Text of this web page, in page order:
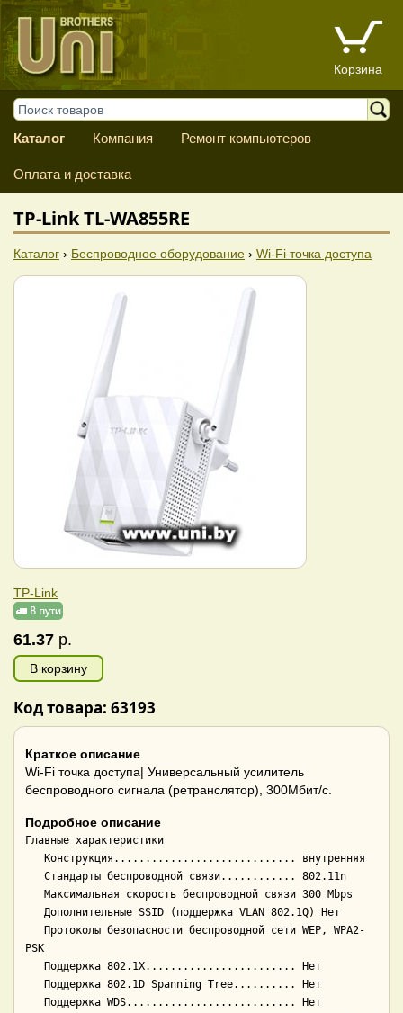
Корзина
Каталог Компания Ремонт компьютеров
Оплата и доставка
TP-Link TL-WA855RE
Каталог › Беспроводное оборудование › Wi-Fi точка доступа
TP-Link
61.37 р.
В корзину
Код товара: 63193
Краткое описание
Wi-Fi точка доступа| Универсальный усилитель
беспроводного сигнала (ретранслятор), 300Мбит/с.
Подробное описание
Главные характеристики
PSK